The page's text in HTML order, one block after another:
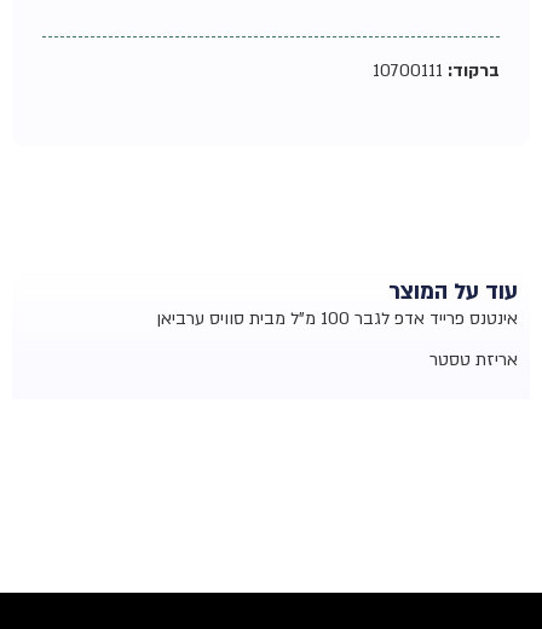
ברקוד:10700111
עוד על המוצר
אינטנס פרייד אדפ לגבר 100 מ"ל מבית סוויס ערביאן
אריזת טסטר